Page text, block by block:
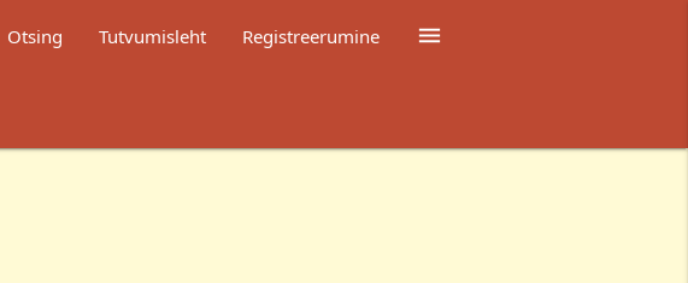

Otsing Tutvumisleht Registreerumine